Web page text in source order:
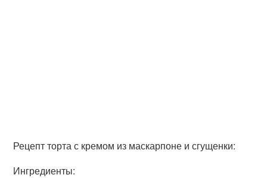
Рецепт торта с кремом из маскарпоне и сгущенки:
Ингредиенты: